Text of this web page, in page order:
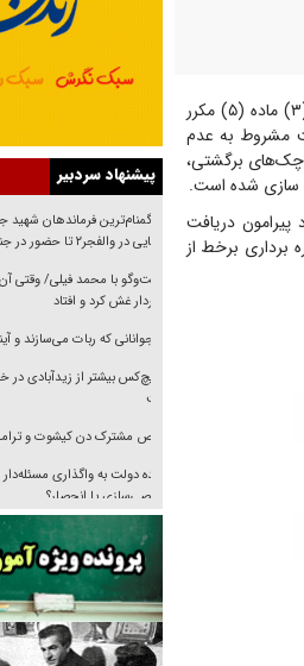
روابط عمومی بانک مرکزی، اعلام کرد: با توجه به ضرورت اعمال مفاد بند (و) تبصره (۳) ماده (۵) مکرر
مشروط به عدم
چک‌های برگشتی،
سازی شده است.
دریافت
برداری برخط از
پیشنهاد سردبیر
از گمنام‌ترین فرماندهان
شناسایی در والفجر۲ تا حضور در جنگ ۳۳ روزه
گفت‌وگو با محمد فیلی/ وقتی
فیلمبردار غش کرد و افتاد
نوجوانانی که ربات می‌سازند و
هیچ‌کس بیشتر از زیدآبادی در
نیست
رقص مشترک دن کیشوت و
دنده دولت به واگذاری
خصوصی‌سازی یا انحصار؟
غریزه‌ی بقا و آقای باقی و رفقا
جراحی‌های زیبایی با مدرک
با متهم
گفت‌وگو با همسر یکی از
پیکر بی‌سر شهید را از انگشت‌های